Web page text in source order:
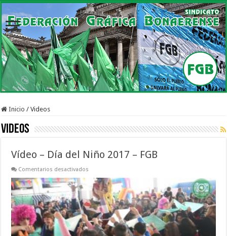
Inicio / Videos
Videos
Vídeo – Día del Niño 2017 – FGB
Comentarios desactivados
Día
del
Niño
2017
–
FGB